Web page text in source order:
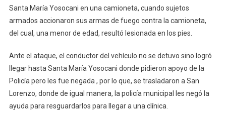
Santa María Yosocani en una camioneta, cuando sujetos
armados accionaron sus armas de fuego contra la camioneta,
del cual, una menor de edad, resultó lesionada en los pies.
Ante el ataque, el conductor del vehículo no se detuvo sino logró
llegar hasta Santa María Yosocani donde pidieron apoyo de la
Policía pero les fue negada , por lo que, se trasladaron a San
Lorenzo, donde de igual manera, la policía municipal les negó la
ayuda para resguardarlos para llegar a una clínica.